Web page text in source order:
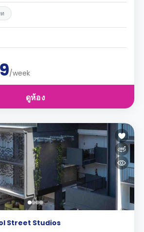
/week
ดูห้อง
Street Studios